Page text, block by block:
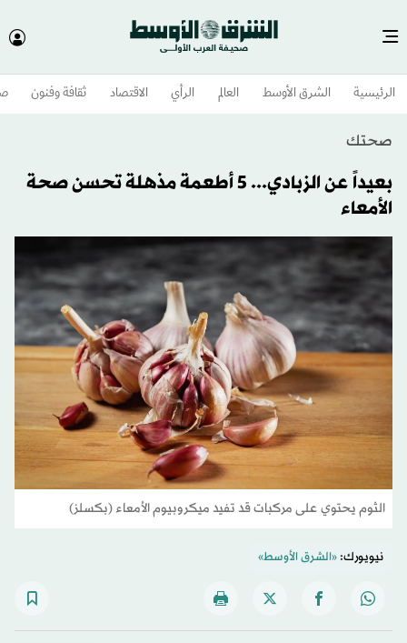
الرئيسية الشرق الأوسط​ العالم الرأي الاقتصاد ثقافة وفنون
صحتك
بعيداً عن الزبادي... 5 أطعمة مذهلة تحسن صحة
الأمعاء
الثوم يحتوي على مركبات قد تفيد ميكروبيوم الأمعاء (بكسلز)
نيويورك:«الشرق الأوسط»